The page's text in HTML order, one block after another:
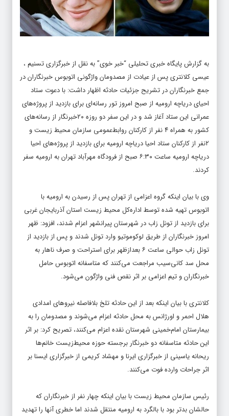
به گزارش پایگاه خبری تحلیلی “خبر خوی” به نقل از خبرگزاری تسنیم ،
عیسی کلانتری پس از عیادت از مصدومان واژگونی اتوبوس خبرنگاران در
جمع خبرنگاران در تشریح جزئیات حادثه اظهار داشت: ‌با دعوت ستاد
احیای دریاچه ارومیه از صبح امروز تور رسانه‌ای برای بازدید از پروژه‌های
عمرانی این ستاد آغاز شد و در این سفر دو روزه ۲۰خبرنگار از رسانه‌های
کشور به همراه ۴ نفر از کارکنان روابط‌عمومی سازمان محیط زیست و
۲نفر از کارکنان ستاد احیا دریاچه ارومیه برای بازدید از پروژه‌های احیا
دریاچه ارومیه ساعت ۶:۳۰ صبح از فرودگاه مهرآباد تهران به ارومیه سفر
کردند.
وی با بیان اینکه گروه اعزامی از تهران پس از رسیدن به ارومیه با
اتوبوس تهیه شده توسط اداره‌کل محیط زیست استان آذربایجان غربی
برای بازدید از تونل زاب در شهرستان پیرانشهر اعزام شدند، افزود: ظهر
امروز خبرنگاران از طریق لوکوموتیو وارد تونل شدند و پس از بازدید از
تونل زاب حوالی ساعت ۶ بعدازظهر برای استراحت و صرف ناهار به
محل سد کانی‌سیب مراجعت می‌کنند که متاسفانه اتوبوس حامل
خبرنگاران و تیم اعزامی بر اثر نقص فنی واژگون می‌شود.
کلانتری با بیان اینکه بعد از این حادثه تلخ بلافاصله نیروهای امدادی
هلال احمر و اورژانس به محل حادثه اعزام می‌شوند و مصدومان را به
بیمارستان امام‌خمینی شهرستان نقده اعزام می‌کنند، تصریح کرد: بر اثر
این حادثه متاسفانه دو خبرنگار برجسته حوزه محیط‌زیست خانم‌ها
ریحانه یاسینی از خبرگزاری ایرنا و مهشاد کریمی از خبرگزاری ایسنا بر
اثر جراحات وارده فوت می‌کنند.
‌‌‌رئیس سازمان محیط زیست ‌با بیان اینکه چهار نفر از خبرنگاران که
حالشان بدتر بود با بالگرد به ارومیه منتقل شدند اما خطری آنها را تهدید